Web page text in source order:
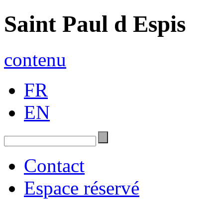
Saint Paul d Espis
contenu
FR
EN
Contact
Espace réservé